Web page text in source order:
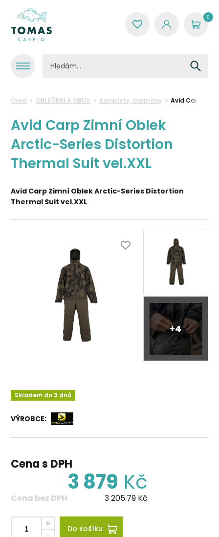
0
Úvod OBLEČENÍ A OBUV Komplety, soupravy Avid Carp
Avid Carp Zimní Oblek
Arctic-Series Distortion
Thermal Suit vel.XXL
Avid Carp Zimní Oblek Arctic-Series Distortion
Thermal Suit vel.XXL
+4
Skladem do 3 dnů
VÝROBCE:
Cena s DPH
3 879 Kč
Cena bez DPH 3 205.79 Kč
Do košíku